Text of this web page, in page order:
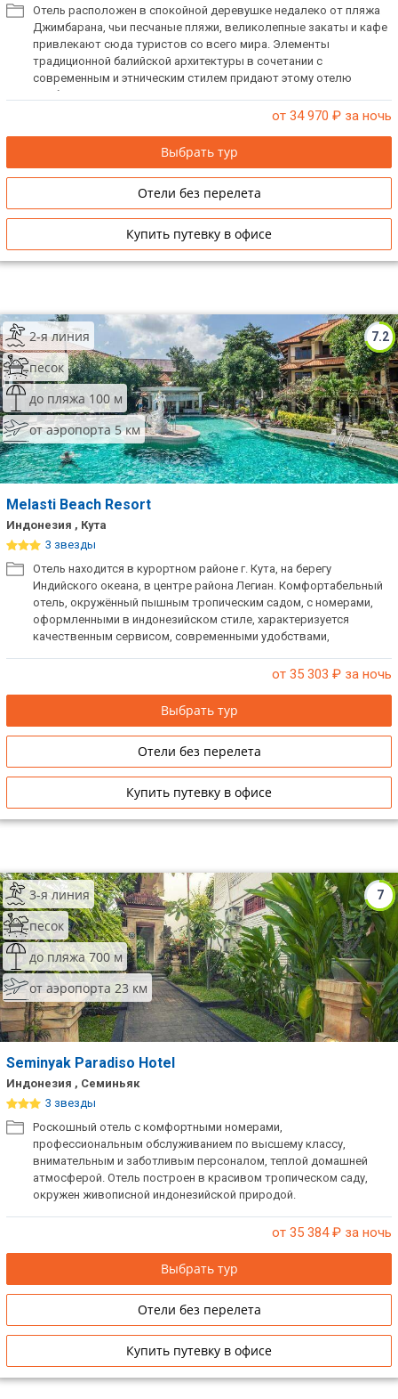
Отель расположен в спокойной деревушке недалеко от пляжа
Джимбарана, чьи песчаные пляжи, великолепные закаты и кафе
привлекают сюда туристов со всего мира. Элементы
традиционной балийской архитектуры в сочетании с
современным и этническим стилем придают этому отелю
особое очарование.
от 34 970 ₽ за ночь
Выбрать тур
Отели без перелета
Купить путевку в офисе
7.2
2-я линия
песок
до пляжа 100 м
от аэропорта 5 км
Melasti Beach Resort
Индонезия , Кута
3 звезды
Отель находится в курортном районе г. Кута, на берегу
Индийского океана, в центре района Легиан. Комфортабельный
отель, окружённый пышным тропическим садом, с номерами,
оформленными в индонезийском стиле, характеризуется
качественным сервисом, современными удобствами,
от 35 303 ₽ за ночь
Выбрать тур
Отели без перелета
Купить путевку в офисе
7
3-я линия
песок
до пляжа 700 м
от аэропорта 23 км
Seminyak Paradiso Hotel
Индонезия , Семиньяк
3 звезды
Роскошный отель с комфортными номерами,
профессиональным обслуживанием по высшему классу,
внимательным и заботливым персоналом, теплой домашней
атмосферой. Отель построен в красивом тропическом саду,
окружен живописной индонезийской природой.
от 35 384₽ за ночь
Выбрать тур
Отели без перелета
Купить путевку в офисе